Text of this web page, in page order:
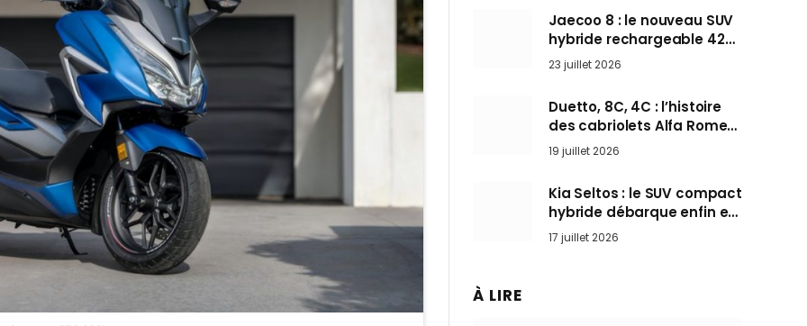
Jaecoo 8 : le nouveau SUV
hybride rechargeable 428
ch qui vise l’Audi Q7 arrive
en Europe cet automne
23 juillet 2026
Duetto, 8C, 4C : l’histoire
des cabriolets Alfa Romeo,
ces Spider qui ont défini
l’art de rouler cheveux au
vent
19 juillet 2026
Kia Seltos : le SUV compact
hybride débarque enfin en
France pour bousculer les
Nissan Qashqai et Toyota
17 juillet 2026
À LIRE